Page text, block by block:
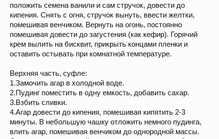
положить семена ванили и сам стручок, довести до
кипения. Снять с огня, стручок вынуть, ввести желтки,
помешивая венчиком. Вернуть на огонь, постоянно
помешивая довести до загустения (как кефир). Горячий
крем вылить на бисквит, прикрыть концами пленки и
оставить остывать при комнатной температуре.
Верхняя часть, суфле:
1.Замочить агар в холодной воде.
2.Пудинг поместить в одну емкость, добавить сахар.
3.Взбить сливки.
4.Агар довести до кипения, помешивая кипятить 2-3
минуты. В небольшую чашку отложить немного пудинга,
влить агар, помешивая венчиком до однородной массы.